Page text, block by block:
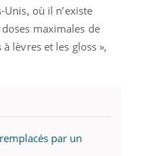
où il n’existe
maximales de
lèvres et les gloss »,
par un